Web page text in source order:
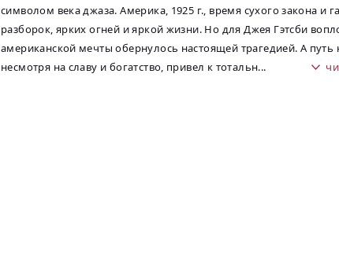
символом века джаза. Америка, 1925 г., время сухого закона и
разборок, ярких огней и яркой жизни. Но для Джея Гэтсби
американской мечты обернулось настоящей трагедией. А путь
несмотря на славу и богатство, привел к тотальн...